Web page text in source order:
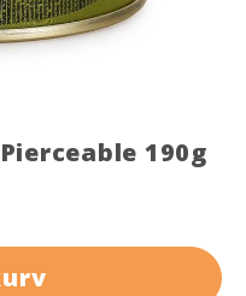
190g